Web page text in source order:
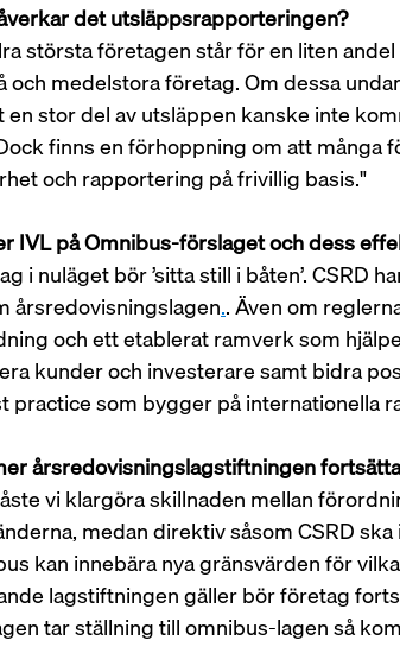
det utsläppsrapporteringen?
största företagen står för en liten
och medelstora företag. Om dessa
en stor del av utsläppen kanske inte
finns en förhoppning om att
och rapportering på frivillig basis."
IVL på Omnibus-förslaget och dess
i nuläget bör ’sitta still i båten’.
årsredovisningslagen.. Även om
och ett etablerat ramverk som
kunder och investerare samt bidra
practice som bygger på internationella
årsredovisningslagstiftningen
vi klargöra skillnaden mellan
medan direktiv såsom CSRD
kan innebära nya gränsvärden för
lagstiftningen gäller bör företag
tar ställning till omnibus-lagen så